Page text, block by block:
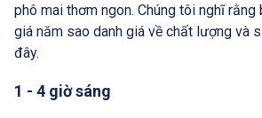
phô mai thơm ngon. Chúng tôi nghĩ
giá năm sao danh giá về chất lượng và
đây.
1 - 4 giờ sáng